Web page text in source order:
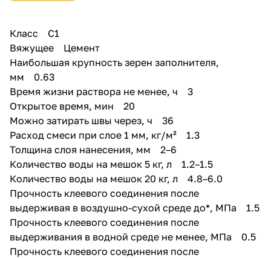
(клей нанести на основание и
плитку). Клей пригоден для
использования в
системе «теплый пол».
Может использоваться при
укладке плитки на основания,
подверженные воздействию
воды (фонтаны, открытые
резервуары, цоколи, террасы,
балконы).
Класс С1
Вяжущее Цемент
Наибольшая крупность зерен заполнителя,
мм 0.63
Время жизни раствора не менее, ч 3
Открытое время, мин 20
Можно затирать швы через, ч 36
Расход смеси при слое 1 мм, кг/м² 1.3
Толщина слоя нанесения, мм 2–6
Количество воды на мешок 5 кг, л 1.2–1.5
Количество воды на мешок 20 кг, л 4.8–6.0
Прочность клеевого соединения после
выдерживая в воздушно-сухой среде до*, МПа 1.5
Прочность клеевого соединения после
выдерживания в водной среде не менее, МПа 0.5
Прочность клеевого соединения после